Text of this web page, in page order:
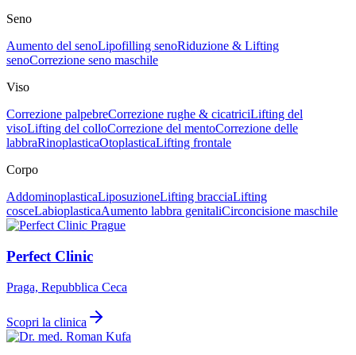
Seno
Aumento del senoLipofilling senoRiduzione & Lifting
senoCorrezione seno maschile
Viso
Correzione palpebreCorrezione rughe & cicatriciLifting del
visoLifting del colloCorrezione del mentoCorrezione delle
labbraRinoplasticaOtoplasticaLifting frontale
Corpo
AddominoplasticaLiposuzioneLifting bracciaLifting
cosceLabioplasticaAumento labbra genitaliCirconcisione maschile
Perfect Clinic
Praga, Repubblica Ceca
Scopri la clinica